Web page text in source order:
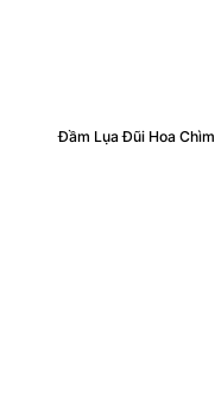
Đầm Lụa Đũi Hoa Chìm